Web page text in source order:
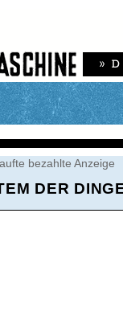
bezahlte Anzeige
DER